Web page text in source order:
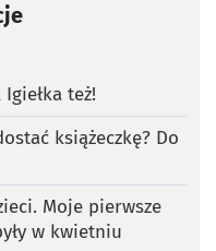
też!
książeczkę? Do
Moje pierwsze
w kwietniu